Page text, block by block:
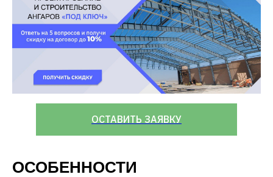
ОСТАВИТЬ ЗАЯВКУ
ОСОБЕННОСТИ